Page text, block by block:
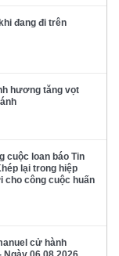
đang đi trên
hương tăng vọt
cuộc loan báo Tin
lại trong hiệp
cho công cuộc huấn
cử hành